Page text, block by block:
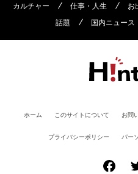
カルチャー
仕事・人生 お
話題
国内ニュース
ホーム このサイトについて お問
プライバシーポリシー パー